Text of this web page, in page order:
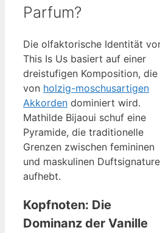
Parfum?
Die olfaktorische Identität
This Is Us basiert auf einer
dreistufigen Komposition, die
von holzig-moschusartigen
Akkorden dominiert wird.
Mathilde Bijaoui schuf eine
Pyramide, die traditionelle
Grenzen zwischen femininen
und maskulinen
aufhebt.
Kopfnoten: Die
Dominanz der Vanille